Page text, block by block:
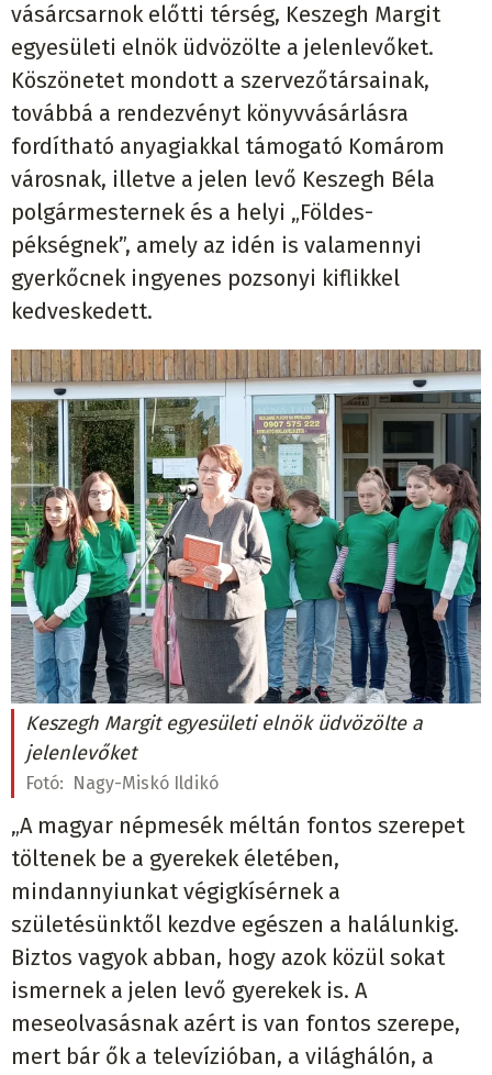
vásárcsarnok előtti térség, Keszegh Margit
egyesületi elnök üdvözölte a jelenlevőket.
Köszönetet mondott a szervezőtársainak,
továbbá a rendezvényt könyvvásárlásra
fordítható anyagiakkal támogató Komárom
városnak, illetve a jelen levő Keszegh Béla
polgármesternek és a helyi „Földes-
pékségnek”, amely az idén is valamennyi
gyerkőcnek ingyenes pozsonyi kiflikkel
kedveskedett.
Keszegh Margit egyesületi elnök üdvözölte a
jelenlevőket
Fotó: Nagy-Miskó Ildikó
„A magyar népmesék méltán fontos szerepet
töltenek be a gyerekek életében,
mindannyiunkat végigkísérnek a
születésünktől kezdve egészen a halálunkig.
Biztos vagyok abban, hogy azok közül sokat
ismernek a jelen levő gyerekek is. A
meseolvasásnak azért is van fontos szerepe,
mert bár ők a televízióban, a világhálón, a